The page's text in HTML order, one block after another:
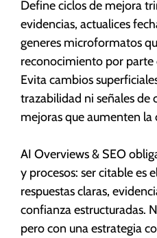
Define ciclos de mejora
evidencias, actualices
generes microformatos
reconocimiento por parte
Evita cambios
trazabilidad ni señales de
mejoras que aumenten
AI Overviews & SEO
y procesos: ser citable es
respuestas claras,
confianza estructuradas.
pero con una estrategia